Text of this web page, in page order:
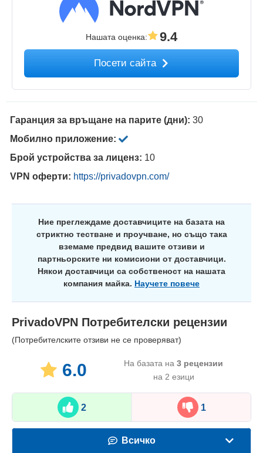
Нашата оценка: 9.4
Посети сайта
Гаранция за връщане на парите (дни): 30
Мобилно приложение:
Брой устройства за лиценз: 10
VPN оферти: https://privadovpn.com/
Ние преглеждаме доставчиците на базата на
стриктно тестване и проучване, но също така
вземаме предвид вашите отзиви и
партньорските ни комисиони от доставчици.
Някои доставчици са собственост на нашата
компания майка. Научете повече
PrivadoVPN Потребителски рецензии
(Потребителските отзиви не се проверяват)
6.0 На базата на 3 рецензии
на 2 езици
2 1
Всичко